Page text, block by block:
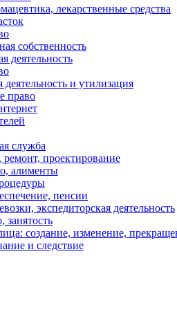
лекарственные средства
собственность
деятельность
и утилизация
право
служба
ремонт, проектирование
алименты
пенсии
экспедиторская деятельность
занятость
создание, изменение,
и следствие